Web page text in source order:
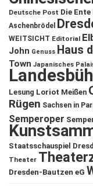
Deutsche Post Die
Aschenbrödel
WEITSICHT Editorial
John Genuss Haus
Town Japanisches
Lesung Loriot Meißen
Rügen Sachsen in
Semperoper
Staatsschauspiel
Theater
Dresden-Bautzen eG